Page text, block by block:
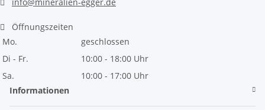
Öffnungszeiten
Mo.
geschlossen
Di - Fr.
10:00 - 18:00 Uhr
Sa.
10:00 - 17:00 Uhr
Informationen